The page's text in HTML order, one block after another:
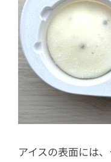
アイスの表面には